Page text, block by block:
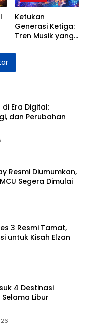
Ketukan
Generasi Ketiga:
Tren Musik yang
Generasi Muda
Era Digital:
dan Perubahan
Resmi Diumumkan,
Segera Dimulai
3 Resmi Tamat,
untuk Kisah Elzan
4 Destinasi
Libur